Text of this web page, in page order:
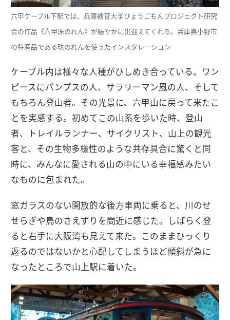
六甲ケーブル下駅では、兵庫教育大学ひょうごもんプロジェクト研究
会の作品《六甲珠のれん》が賑やかに出迎えてくれる。兵庫県小野市
の特産品である珠のれんを使ったインスタレーション
ケーブル内は様々な人種がひしめき合っている。ワン
ピースにパンプスの人、サラリーマン風の人、そして
もちろん登山者。その光景に、六甲山に戻って来たこ
とを実感する。初めてこの山系を歩いた時、登山
者、トレイルランナー、サイクリスト、山上の観光
客と、その生物多様性のような共存具合に驚くと同
時に、みんなに愛される山の中にいる幸福感みたい
なものに包まれた。
窓ガラスのない開放的な後方車両に乗ると、川のせ
せらぎや鳥のさえずりを間近に感じた。しばらく登
ると右手に大阪湾も見えて来た。このままひっくり
返るのではないかと心配してしまうほど傾斜が急に
なったところで山上駅に着いた。